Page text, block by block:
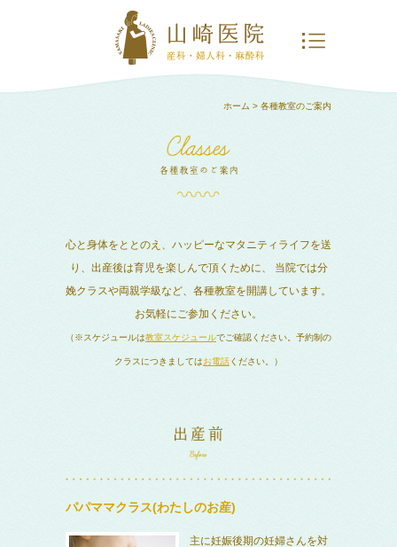
ホーム > 各種教室のご案内
心と身体をととのえ、ハッピーなマタニティライフを送
り、出産後は育児を楽しんで頂くために、
当院では分
娩クラスや両親学級など、各種教室を開講しています。
お気軽にご参加ください。
（※スケジュールは教室スケジュールでご確認ください。予約制の
クラスにつきましてはお電話ください。）
パパママクラス(わたしのお産)
主に妊娠後期の妊婦さんを対